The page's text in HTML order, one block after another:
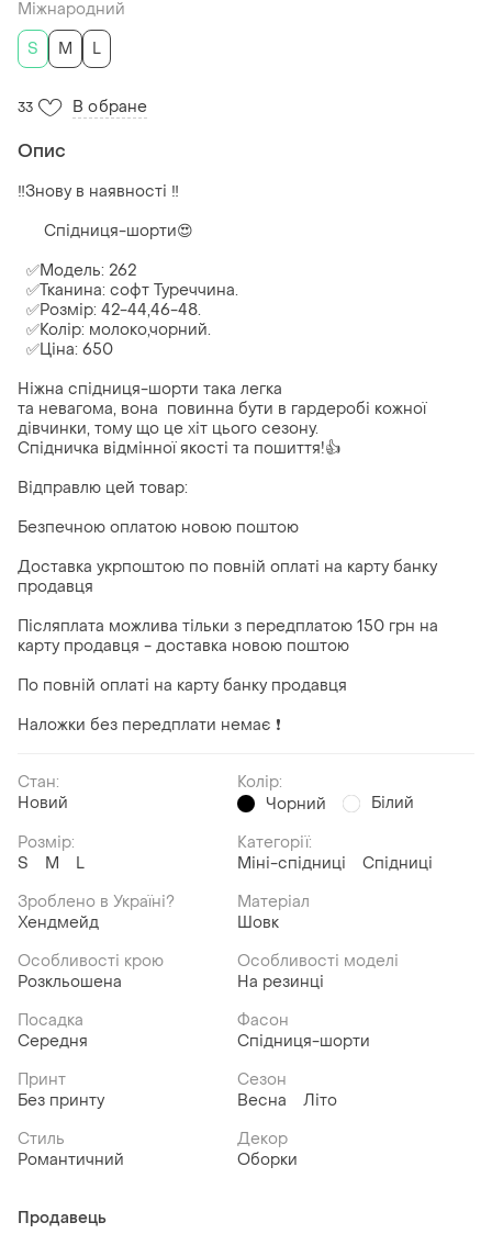
Міжнародний
S
M L
33 В обране
Опис
‼️Знову в наявності ‼️
Спідниця-шорти😍
✅Модель: 262
✅Тканина: софт Туреччина.
✅Розмір: 42-44,46-48.
✅Колір: молоко,чорний.
✅Ціна: 650
Ніжна спідниця-шорти така легка
та невагома, вона повинна бути в гардеробі кожної
дівчинки, тому що це хіт цього сезону.
Спідничка відмінної якості та пошиття!👍
Відправлю цей товар:
Безпечною оплатою новою поштою
Доставка укрпоштою по повній оплаті на карту банку
продавця
Післяплата можлива тільки з передплатою 150 грн на
карту продавця - доставка новою поштою
По повній оплаті на карту банку продавця
Наложки без передплати немає ❗
Стан:
Новий
Колір:
Чорний
Білий
Розмір:
S
M L
Категорії:
Міні-спідниці
Спідниці
Зроблено в Україні?
Хендмейд
Матеріал
Шовк
Особливості крою
Розкльошена
Особливості моделі
На резинці
Посадка
Середня
Фасон
Спідниця-шорти
Принт
Без принту
Сезон
Весна
Літо
Стиль
Романтичний
Декор
Оборки
Продавець